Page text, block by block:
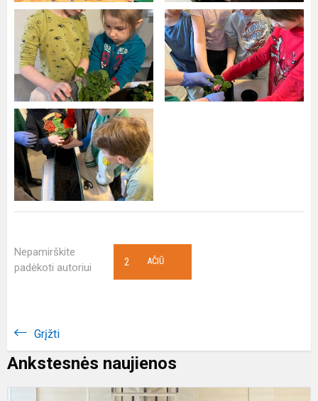
Nepamirškite
padėkoti autoriui
AČIŪ
2
Grįžti
Ankstesnės naujienos